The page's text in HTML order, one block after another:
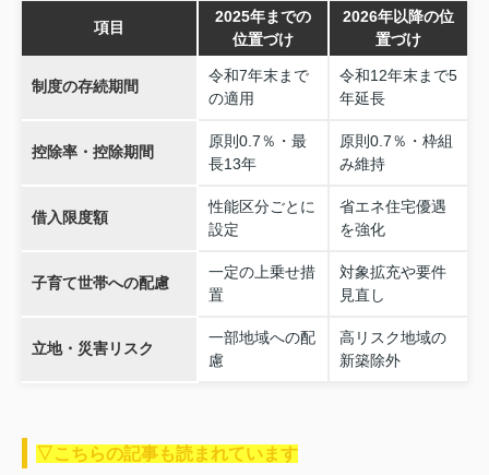
項目
2025年までの
位置づけ
2026年以降の位
置づけ
制度の存続期間
令和7年末まで
の適用
令和12年末まで5
年延長
控除率・控除期間
原則0.7％・最
長13年
原則0.7％・枠組
み維持
借入限度額
性能区分ごとに
設定
省エネ住宅優遇
を強化
子育て世帯への配慮
一定の上乗せ措
置
対象拡充や要件
見直し
立地・災害リスク
一部地域への配
慮
高リスク地域の
新築除外
▽こちらの記事も読まれています